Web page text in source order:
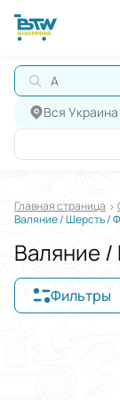
АВ
Вся Украина
Главная страница
Валяние / Шерсть /
Валяние
Фильтры